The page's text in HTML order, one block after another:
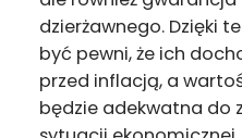
dzierżawnego. Dzięki
być pewni, że ich
przed inflacją, a
będzie adekwatna do